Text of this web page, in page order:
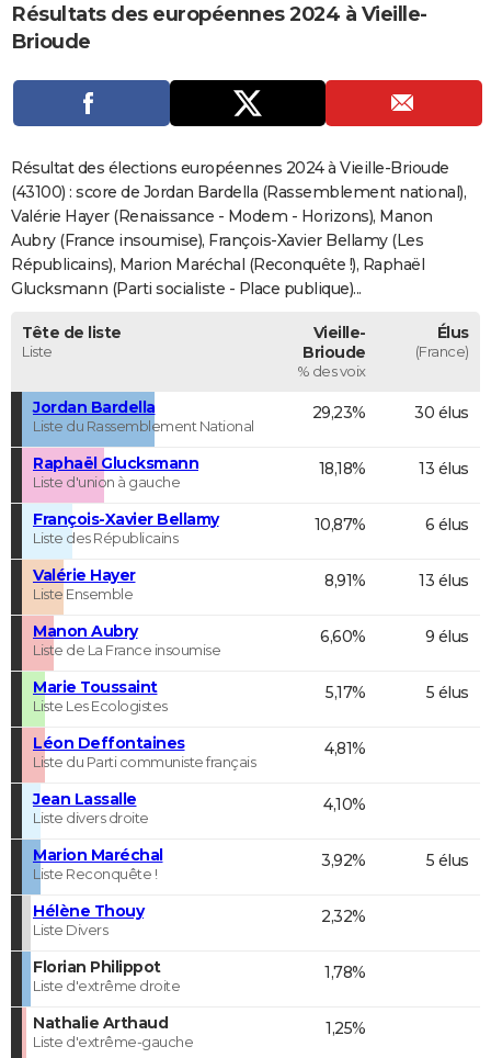
CARTE DE VOEUX
Carte de Noël
Carte Bonne année
Carte Saint-Valentin
Carte Pâques
Carte d'anniversaire
Dictionnaire
Biographies
Expressions
Proverbes
PROGRAMME TV
S'inscrire
Se connecter
Lycées
Collèges
Primaires
Universités
Entreprises
Service militaire
Avis de recherche
AVIS DE DÉCÈS
FORUM
Bricolage
Lifestyle
Culture
SportAuto
Television
Voyage
Cinema
Résultats des européennes 2024 à Vieille-
Brioude
Résultat des élections européennes 2024 à Vieille-Brioude
(43100) : score de Jordan Bardella (Rassemblement national),
Valérie Hayer (Renaissance - Modem - Horizons), Manon
Aubry (France insoumise), François-Xavier Bellamy (Les
Républicains), Marion Maréchal (Reconquête !), Raphaël
Glucksmann (Parti socialiste - Place publique)...
Tête de liste
Liste
Vieille-
Brioude
% des voix
Élus
(France)
Jordan Bardella
Liste du Rassemblement National
29,23% 30 élus
Raphaël Glucksmann
Liste d'union à gauche
18,18% 13 élus
François-Xavier Bellamy
Liste des Républicains
10,87% 6 élus
Valérie Hayer
Liste Ensemble
8,91% 13 élus
Manon Aubry
Liste de La France insoumise
6,60% 9 élus
Marie Toussaint
Liste Les Ecologistes
5,17% 5 élus
Léon Deffontaines
Liste du Parti communiste français
4,81%
Jean Lassalle
Liste divers droite
4,10%
Marion Maréchal
Liste Reconquête !
3,92% 5 élus
Hélène Thouy
Liste Divers
2,32%
Florian Philippot
Liste d'extrême droite
1,78%
Nathalie Arthaud
Liste d'extrême-gauche
1,25%